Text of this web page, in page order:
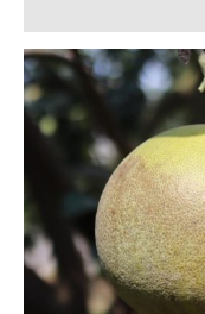
斤
裝)
數
量